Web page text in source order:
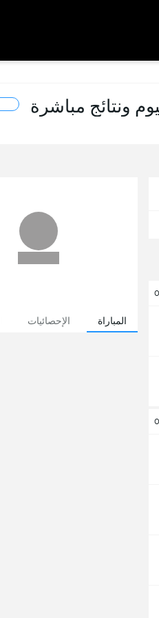
ونتائج مباشرة
المباراة الإحصائيات